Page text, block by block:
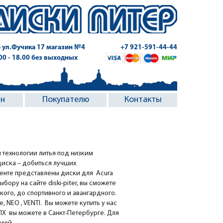
ул.Фучика 17магазин №4
+7 921-591-44-44
- 18.00 без выходных
Покупателю Контакты
литья под низким
– добиться лучших
представлены диски для Acura
на сайте diski-piter, вы сможете
до спортивного и авангардного.
, VENTI. Вы можете купить у нас
вы можете в Санкт-Петербурге. Для